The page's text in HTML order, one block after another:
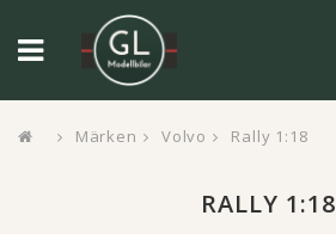
Märken Volvo Rally 1:18
RALLY 1:18